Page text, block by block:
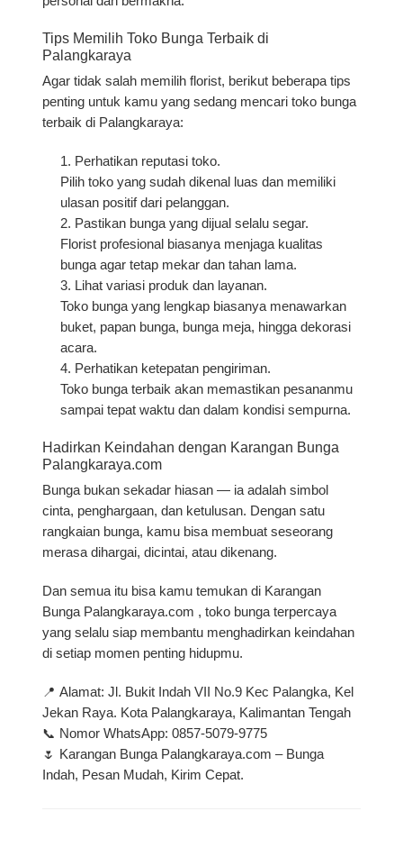
Tips Memilih Toko Bunga Terbaik di
Palangkaraya
Agar tidak salah memilih florist, berikut beberapa tips
penting untuk kamu yang sedang mencari toko bunga
terbaik di Palangkaraya:
Perhatikan reputasi toko.
Pilih toko yang sudah dikenal luas dan memiliki
ulasan positif dari pelanggan.
Pastikan bunga yang dijual selalu segar.
Florist profesional biasanya menjaga kualitas
bunga agar tetap mekar dan tahan lama.
Lihat variasi produk dan layanan.
Toko bunga yang lengkap biasanya menawarkan
buket, papan bunga, bunga meja, hingga dekorasi
acara.
Perhatikan ketepatan pengiriman.
Toko bunga terbaik akan memastikan pesananmu
sampai tepat waktu dan dalam kondisi sempurna.
Hadirkan Keindahan dengan Karangan Bunga
Palangkaraya.com
Bunga bukan sekadar hiasan — ia adalah simbol
cinta, penghargaan, dan ketulusan. Dengan satu
rangkaian bunga, kamu bisa membuat seseorang
merasa dihargai, dicintai, atau dikenang.
Dan semua itu bisa kamu temukan di Karangan
Bunga Palangkaraya.com , toko bunga terpercaya
yang selalu siap membantu menghadirkan keindahan
di setiap momen penting hidupmu.
📍Alamat: Jl. Bukit Indah VII No.9 Kec Palangka, Kel
Jekan Raya. Kota Palangkaraya, Kalimantan Tengah
📞 Nomor WhatsApp: 0857-5079-9775
🌷
Karangan Bunga Palangkaraya.com – Bunga
Indah, Pesan Mudah, Kirim Cepat.